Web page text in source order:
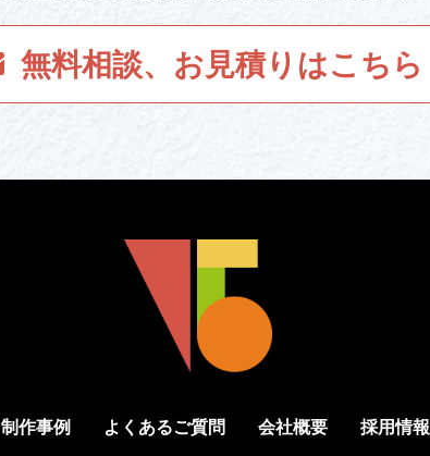
無料相談、お見積り はこちら
制作事例 よくあるご質問 会社概要 採用情報